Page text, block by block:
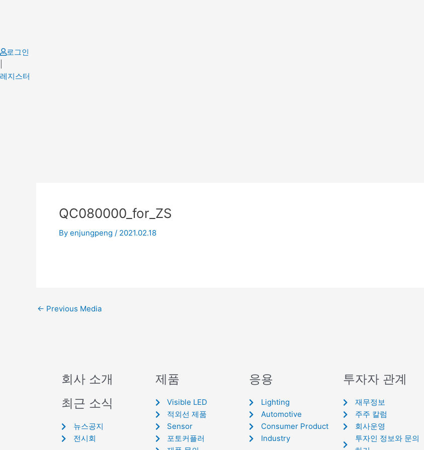
로그인
레지스터
QC080000_for_ZS
By enjungpeng / 2021.02.18
← Previous Media
회사 소개
최근 소식
뉴스공지
전시회
제품
Visible LED
적외선 제품
Sensor
포토커플러
응용
Lighting
Automotive
Consumer Product
Industry
투자자 관계
재무정보
주주 칼럼
회사운영
투자인 정보와 문의